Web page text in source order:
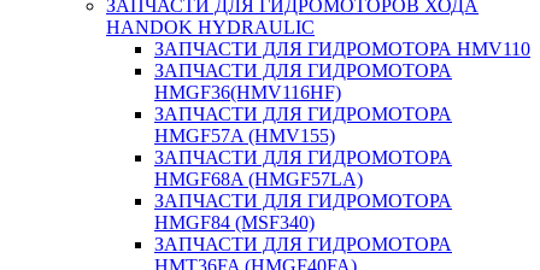
ЗАПЧАСТИ ДЛЯ ГИДРОМОТОРОВ ХОДА
HANDOK HYDRAULIC
ЗАПЧАСТИ ДЛЯ ГИДРОМОТОРА HMV110
ЗАПЧАСТИ ДЛЯ ГИДРОМОТОРА
HMGF36(HMV116HF)
ЗАПЧАСТИ ДЛЯ ГИДРОМОТОРА
HMGF57A (HMV155)
ЗАПЧАСТИ ДЛЯ ГИДРОМОТОРА
HMGF68A (HMGF57LA)
ЗАПЧАСТИ ДЛЯ ГИДРОМОТОРА
HMGF84 (MSF340)
ЗАПЧАСТИ ДЛЯ ГИДРОМОТОРА
HMT36FA (HMGF40FA)